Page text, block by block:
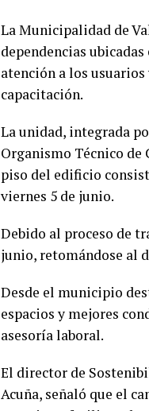
La Municipalidad de
dependencias
atención a los
capacitación.
La unidad, integrada
Organismo Técnico de
piso del edificio
viernes 5 de junio.
Debido al proceso de
junio, retomándose al
Desde el municipio
espacios y mejores
asesoría laboral.
El director de
Acuña, señaló que el